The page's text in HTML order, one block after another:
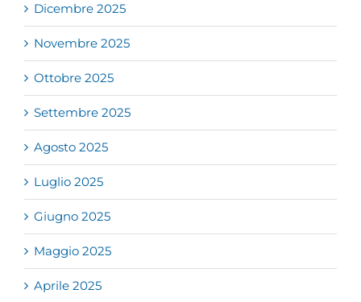
Dicembre 2025
Novembre 2025
Ottobre 2025
Settembre 2025
Agosto 2025
Luglio 2025
Giugno 2025
Maggio 2025
Aprile 2025